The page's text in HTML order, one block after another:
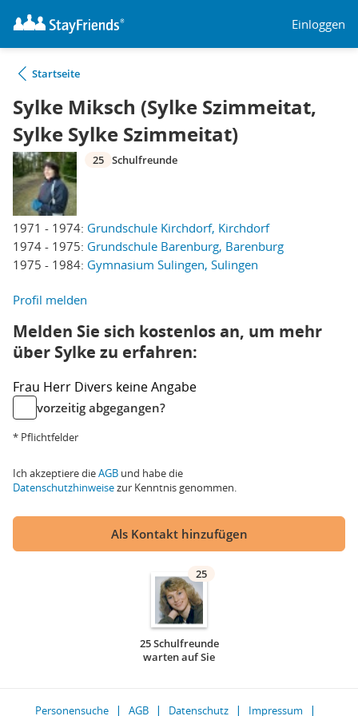
Einloggen
Startseite
Sylke Miksch (Sylke Szimmeitat,
Sylke Sylke Szimmeitat)
1971 - 1974: Grundschule Kirchdorf, Kirchdorf
1974 - 1975: Grundschule Barenburg, Barenburg
1975 - 1984: Gymnasium Sulingen, Sulingen
25 Schulfreunde
Profil melden
Melden Sie sich kostenlos an, um mehr
über Sylke zu erfahren:
Frau Herr Divers keine Angabe
vorzeitig abgegangen?
* Pflichtfelder
Ich akzeptiere dieAGB und habe die
Datenschutzhinweisezur Kenntnis genommen.
Als Kontakt hinzufügen
25
25 Schulfreunde
warten auf Sie
Personensuche AGB Datenschutz Impressum